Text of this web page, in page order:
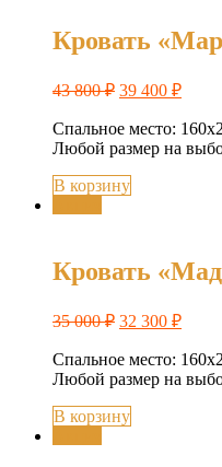
Кровать
43 800₽ 39 400 ₽
Спальное место:
Любой размер на
В корзину
Кровать
35 000₽ 32 300 ₽
Спальное место:
Любой размер на
В корзину